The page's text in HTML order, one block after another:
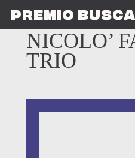
main
PREMIO
NICOLO’
TRIO